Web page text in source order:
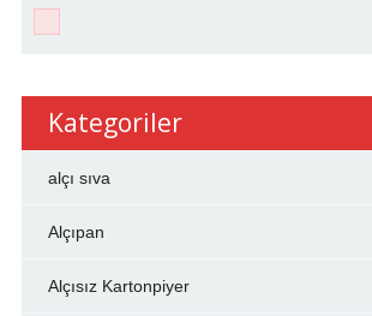
Kategoriler
alçı sıva
Alçıpan
Alçısız Kartonpiyer